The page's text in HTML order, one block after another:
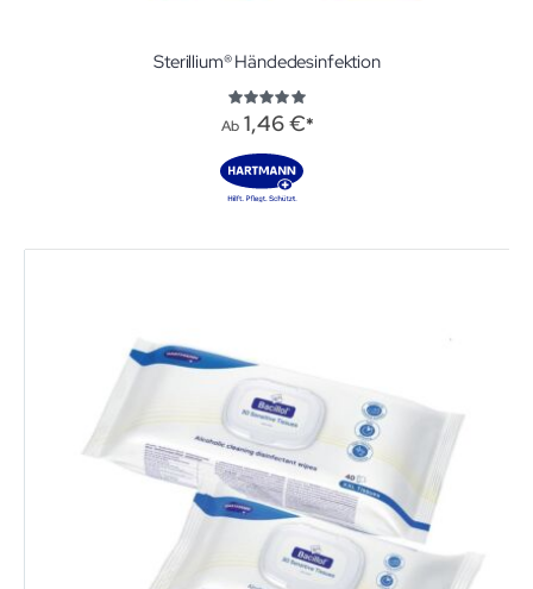
Sterillium® Händedesinfektion
Bewertung:
100%
Ab 1,46 €